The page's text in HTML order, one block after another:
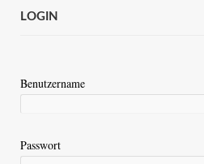
LOGIN
Benutzername
Passwort